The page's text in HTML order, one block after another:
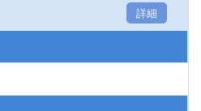
詳細